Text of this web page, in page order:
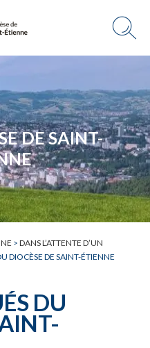
DE SAINT-
> DANS L’ATTENTE D’UN
DIOCÈSE DE SAINT-ÉTIENNE
DU